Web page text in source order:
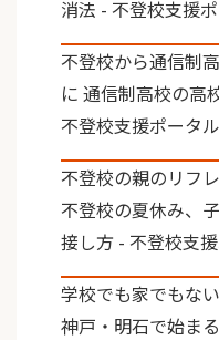
消法 - 不登校支援
不登校から通信制
に 通信制高校の高
不登校支援ポータ
不登校の親のリフ
不登校の夏休み、
接し方 - 不登校支
学校でも家でもな
神戸・明石で始ま